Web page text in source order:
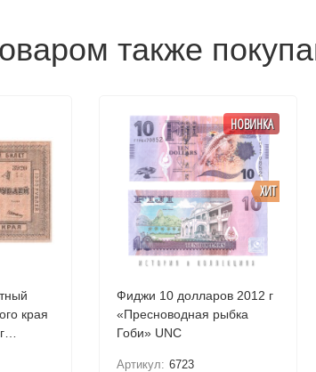
также
края
ХИТ
НОВИНКА
Фиджи 10 долларов 2012 г
«Пресноводная рыбка
Гоби» UNC
Артикул: 6723